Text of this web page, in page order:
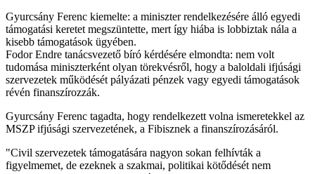
Gyurcsány Ferenc kiemelte: a miniszter rendelkezésére álló egyedi
támogatási keretet megszüntette, mert így hiába is lobbiztak nála a
kisebb támogatások ügyében.
Fodor Endre tanácsvezető bíró kérdésére elmondta: nem volt
tudomása miniszterként olyan törekvésről, hogy a baloldali ifjúsági
szervezetek működését pályázati pénzek vagy egyedi támogatások
révén finanszírozzák.
Gyurcsány Ferenc tagadta, hogy rendelkezett volna ismeretekkel az
MSZP ifjúsági szervezetének, a Fibisznek a finanszírozásáról.
"Civil szervezetek támogatására nagyon sokan felhívták a
figyelmemet, de ezeknek a szakmai, politikai kötődését nem